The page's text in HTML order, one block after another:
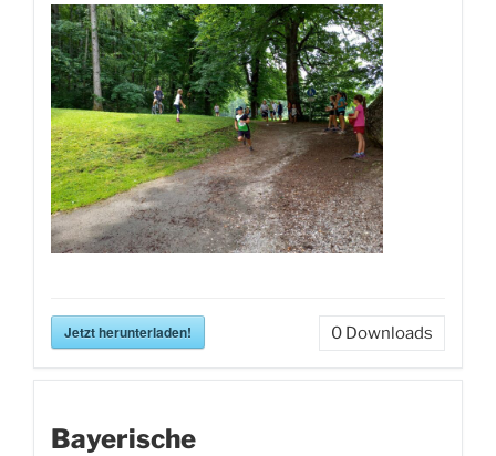
Jetzt herunterladen! 0 Downloads
Bayerische